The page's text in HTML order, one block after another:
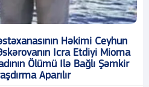
Həkimi Ceyhun
Icra Etdiyi Mioma
Ölümü Ilə Bağlı Şəmkir
Aparılır